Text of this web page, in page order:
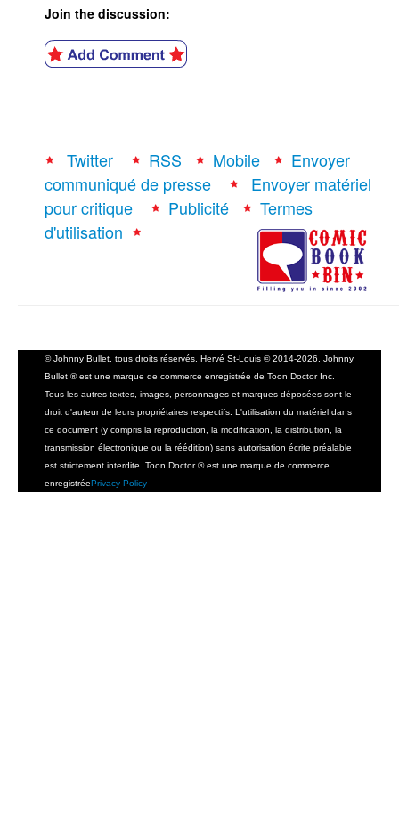
Join the discussion:
Twitter RSS Mobile
Envoyer
communiqué de presse
Envoyer matériel
pour critique
Publicité
Termes
d'utilisation
© Johnny Bullet, tous droits réservés, Hervé St-Louis © 2014-2026. Johnny
Bullet ® est une marque de commerce enregistrée de Toon Doctor Inc.
Tous les autres textes, images, personnages et marques déposées sont le
droit d'auteur de leurs propriétaires respectifs. L'utilisation du matériel dans
ce document (y compris la reproduction, la modification, la distribution, la
transmission électronique ou la réédition) sans autorisation écrite préalable
est strictement interdite. Toon Doctor ® est une marque de commerce
enregistréePrivacy Policy